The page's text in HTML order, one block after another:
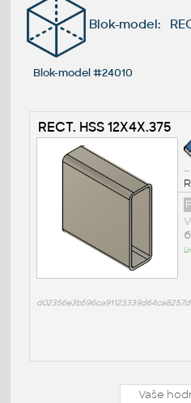
Blok-model:
Blok-model #24010
RECT. HSS 12X4X.375
d02356e3b596ca91123339d64ca8257d
Vaše